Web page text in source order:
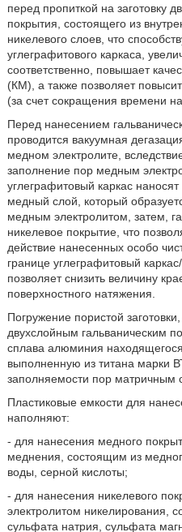
перед пропиткой на заготовку
покрытия, состоящего из
никелевого слоев, что
углеграфитового каркаса,
соответственно, повышает
(КМ), а также позволяет
(за счет сокращения времени
Перед нанесением
проводится вакуумная
медном электролите,
заполнение пор медным
углеграфитовый каркас
медный слой, который
медным электролитом, затем,
никелевое покрытие, что
действие нанесенных особо
границе углеграфитовый
позволяет снизить величину
поверхностного натяжения.
Погружение пористой
двухслойным гальваническим
сплава алюминия
выполненную из титана марки
заполняемости пор матричным
Пластиковые емкости для
наполняют:
- для нанесения медного
меднения, состоящим из
воды, серной кислоты;
- для нанесения никелевого
электролитом никелирования,
сульфата натрия, сульфата